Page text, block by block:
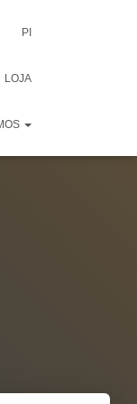
PI
LOJA